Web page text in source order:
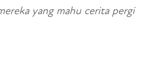
yang mahu cerita pergi